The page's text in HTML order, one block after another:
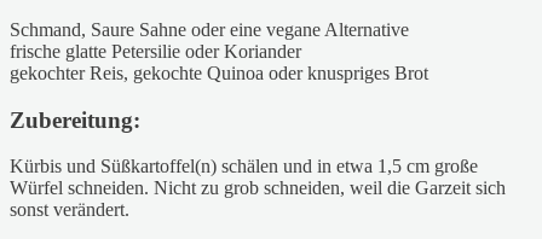
Schmand, Saure Sahne oder eine vegane Alternative
frische glatte Petersilie oder Koriander
gekochter Reis, gekochte Quinoa oder knuspriges Brot
Zubereitung:
Kürbis und Süßkartoffel(n) schälen und in etwa 1,5 cm große
Würfel schneiden. Nicht zu grob schneiden, weil die Garzeit sich
sonst verändert.